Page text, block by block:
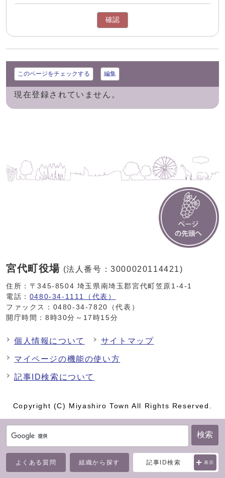
検索
よくある質問 組織から探す 記事ID検索 表示
確認
このページをチェックする 編集
現在登録されていません。
宮代町役場 (法人番号：3000020114421)
住所：〒345-8504 埼玉県南埼玉郡宮代町笠原1-4-1
電話： 0480-34-1111（代表）
ファックス：0480-34-7820（代表）
開庁時間：8時30分～17時15分
個人情報について サイトマップ
マイページの機能の使い方
記事ID検索について
Copyright (C) Miyashiro Town All Rights Reserved.